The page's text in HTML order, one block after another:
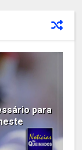
para